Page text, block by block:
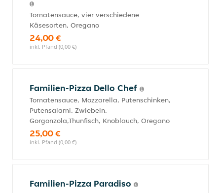
Tomatensauce, vier verschiedene
Käsesorten, Oregano
24,00 €
inkl. Pfand (0,00 €)
Familien-Pizza Dello Chef
Tomatensauce, Mozzarella, Putenschinken,
Putensalami, Zwiebeln,
Gorgonzola,Thunfisch, Knoblauch, Oregano
25,00 €
inkl. Pfand (0,00 €)
Familien-Pizza Paradiso